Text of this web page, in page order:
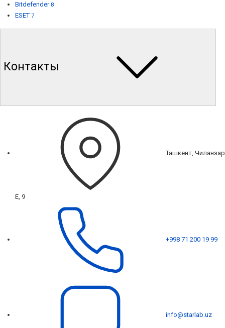
Bitdefender 8
ESET 7
Контакты
Ташкент, Чиланзар
Е, 9
+998 71 200 19 99
info@starlab.uz